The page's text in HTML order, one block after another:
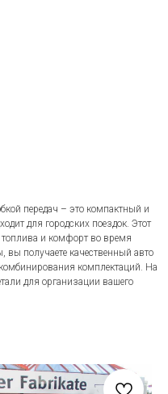
передач – это компактный и
для городских поездок. Этот
и комфорт во время
получаете качественный авто
комплектаций. На
для организации вашего